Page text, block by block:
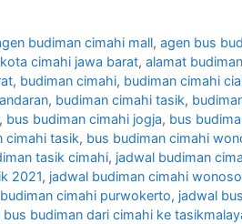
budiman cimahi mall,agen bus
cimahi jawa barat, alamat
, budiman cimahi, budiman cimahi
, budiman cimahi tasik,
, bus budiman cimahi jogja, bus
cimahi tasik, bus budiman cimahi
tasik cimahi, jadwal budiman
2021, jadwal budiman cimahi
cimahi purwokerto, jadwal
bus budiman dari cimahi ke